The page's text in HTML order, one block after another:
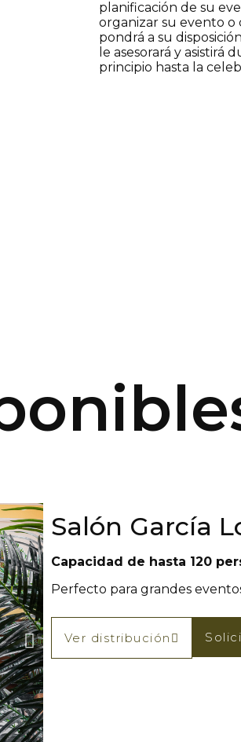
planificación de su
organizar su evento o
pondrá a su
le asesorará y asistirá
principio hasta la
Salón García
Capacidad de hasta 120
Perfecto para grandes
Ver distribución